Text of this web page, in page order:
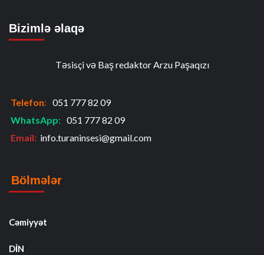
Bizimlə əlaqə
Təsisçi və Baş redaktor Arzu Paşaqızı
Telefon: 051 777 82 09
WhatsApp: 051 777 82 09
Email: info.turaninsesi@gmail.com
Bölmələr
Cəmiyyət
DİN